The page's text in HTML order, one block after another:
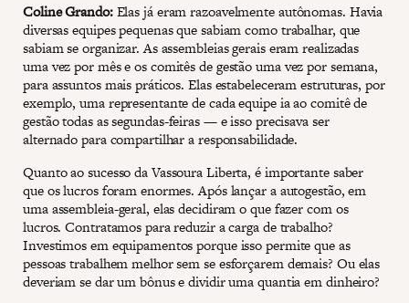
Coline Grando:Elas já eram razoavelmente autônomas. Havia
diversas equipes pequenas que sabiam como trabalhar, que
sabiam se organizar. As assembleias gerais eram realizadas
uma vez por mês e os comitês de gestão uma vez por semana,
para assuntos mais práticos. Elas estabeleceram estruturas, por
exemplo, uma representante de cada equipe ia ao comitê de
gestão todas as segundas-feiras — e isso precisava ser
alternado para compartilhar a responsabilidade.
Quanto ao sucesso da Vassoura Liberta, é importante saber
que os lucros foram enormes. Após lançar a autogestão, em
uma assembleia-geral, elas decidiram o que fazer com os
lucros. Contratamos para reduzir a carga de trabalho?
Investimos em equipamentos porque isso permite que as
pessoas trabalhem melhor sem se esforçarem demais? Ou elas
deveriam se dar um bônus e dividir uma quantia em dinheiro?